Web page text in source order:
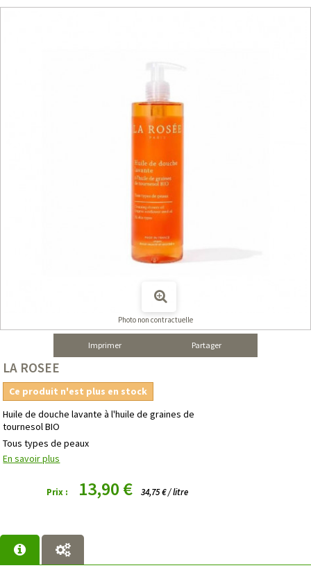
Photo non contractuelle
Imprimer Partager
LA ROSEE
Ce produit n'est plus en stock
Huile de douche lavante à l'huile de graines de
tournesol BIO
Tous types de peaux
En savoir plus
Prix : 13,90 € 34,75 € / litre